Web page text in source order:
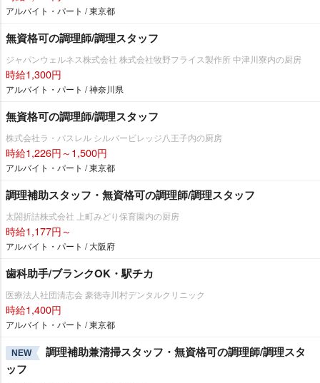
アルバイト・パート / 東京都
無資格可の調理師/調理スタッフ
ジャパンウェルネス株式会社 株式会社牧野フライス製作所 中津川寮内の厨房
時給1,300円
アルバイト・パート / 神奈川県
無資格可の調理師/調理スタッフ
株式会社ラ・パスレル シルバービレッジ八王子内の厨房
時給1,226円～1,500円
アルバイト・パート / 東京都
調理補助スタッフ・無資格可の調理師/調理スタッフ
太閤折詰株式会社 上町みどり保育園内の厨房
時給1,177円～
アルバイト・パート / 大阪府
歯科助手/ブランクOK・駅チカ
医療法人社団清志会 豪徳寺川村デンタルクリニック
時給1,400円
アルバイト・パート / 東京都
NEW
調理補助兼清掃スタッフ・無資格可の調理師/調理スタ
ッフ